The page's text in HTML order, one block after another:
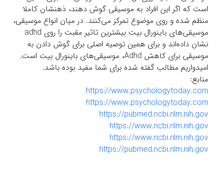
است که اگر این افراد به موسیقی گوش دهند، ذهنشان کاملا
منظم شده و روی موضوع تمرکز می‌کنند. در میان انواع موسیقی،
موسیقی‌های باینورال بیت بیشترین تاثیر مقبت را روی adhd
نشان داده‌اند و برای همین توصیه اصلی برای گوش دادن به
موسیقی برای کاهش Adhd، موسیقی‌های باینورال بیت است.
امیدواریم مطالب گفته شده برای شما مفید بوده باشد.
منابع:
https://www.psychologytoday.com
https://www.psychologytoday.com
https://pubmed.ncbi.nlm.nih.gov
https://www.ncbi.nlm.nih.gov
https://www.ncbi.nlm.nih.gov
https://pubmed.ncbi.nlm.nih.gov